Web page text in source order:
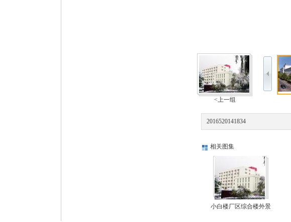
<上一组
2016520141834
相关图集
小白楼厂区综合楼外景